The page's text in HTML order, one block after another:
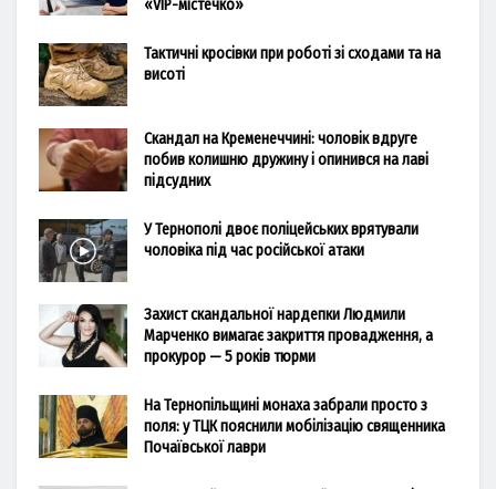
«VIP-містечко»
Тактичні кросівки при роботі зі сходами та на
висоті
Скандал на Кременеччині: чоловік вдруге
побив колишню дружину і опинився на лаві
підсудних
У Тернополі двоє поліцейських врятували
чоловіка під час російської атаки
Захист скандальної нардепки Людмили
Марченко вимагає закриття провадження, а
прокурор — 5 років тюрми
На Тернопільщині монаха забрали просто з
поля: у ТЦК пояснили мобілізацію священника
Почаївської лаври